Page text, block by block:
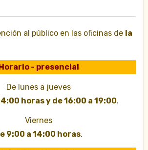
al público en las oficinas de la
- presencial
De lunes a jueves
horas y de 16:00 a 19:00.
Viernes
9:00 a 14:00 horas.